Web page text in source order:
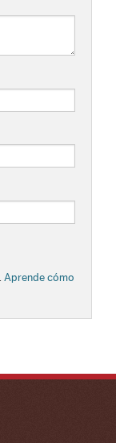
Aprende cómo